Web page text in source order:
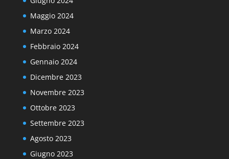
Maggio 2024
Marzo 2024
Febbraio 2024
Gennaio 2024
Dicembre 2023
Novembre 2023
Ottobre 2023
Settembre 2023
Agosto 2023
Giugno 2023